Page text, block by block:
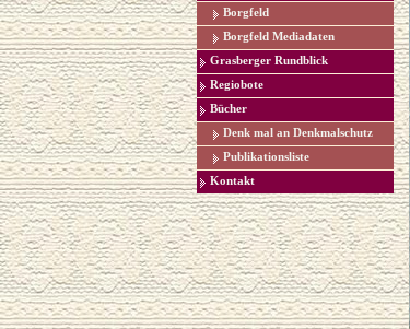
Borgfeld
Borgfeld Mediadaten
Grasberger Rundblick
Regiobote
Bücher
Denk mal an Denkmalschutz
Publikationsliste
Kontakt